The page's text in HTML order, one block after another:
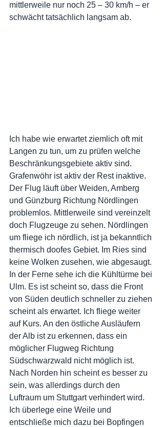
mittlerweile nur noch 25 – 30 km/h – er
schwächt tatsächlich langsam ab.
Ich habe wie erwartet ziemlich oft mit
Langen zu tun, um zu prüfen welche
Beschränkungsgebiete aktiv sind.
Grafenwöhr ist aktiv der Rest inaktive.
Der Flug läuft über Weiden, Amberg
und Günzburg Richtung Nördlingen
problemlos. Mittlerweile sind vereinzelt
doch Flugzeuge zu sehen. Nördlingen
um fliege ich nördlich, ist ja bekanntlich
thermisch doofes Gebiet. Im Ries sind
keine Wolken zusehen, wie abgesaugt.
In der Ferne sehe ich die Kühltürme bei
Ulm. Es ist scheint so, dass die Front
von Süden deutlich schneller zu ziehen
scheint als erwartet. Ich fliege weiter
auf Kurs. An den östliche Ausläufern
der Alb ist zu erkennen, dass ein
möglicher Flugweg Richtung
Südschwarzwald nicht möglich ist.
Nach Norden hin scheint es besser zu
sein, was allerdings durch den
Luftraum um Stuttgart verhindert wird.
Ich überlege eine Weile und
entschließe mich dazu bei Bopfingen